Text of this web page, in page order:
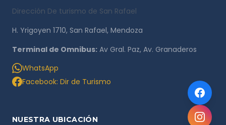
Dirección De turismo de San Rafael
H. Yrigoyen 1710, San Rafael, Mendoza
Terminal de Omnibus: Av Gral. Paz, Av. Granaderos
WhatsApp
Facebook: Dir de Turismo
NUESTRA UBICACIÓN